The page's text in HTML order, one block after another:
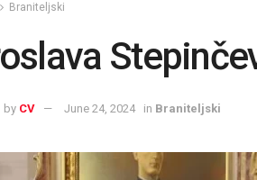
Braniteljski
by CV June 24, 2024 in Braniteljski